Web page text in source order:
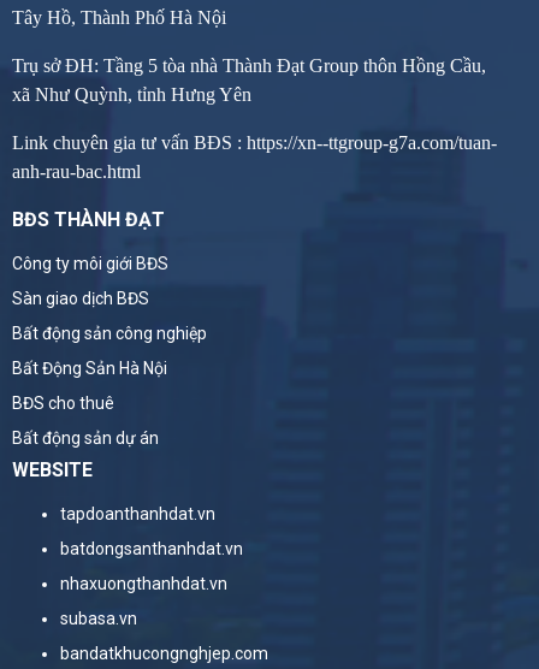
Tây Hồ, Thành Phố Hà Nội
Trụ sở ĐH: Tầng 5 tòa nhà Thành Đạt Group thôn Hồng Cầu,
xã Như Quỳnh, tỉnh Hưng Yên
Link chuyên gia tư vấn BĐS : https://xn--ttgroup-g7a.com/tuan-
anh-rau-bac.html
BĐS THÀNH ĐẠT
Công ty môi giới BĐS
Sàn giao dịch BĐS
Bất động sản công nghiệp
Bất Động Sản Hà Nội
BĐS cho thuê
Bất động sản dự án
WEBSITE
tapdoanthanhdat.vn
batdongsanthanhdat.vn
nhaxuongthanhdat.vn
subasa.vn
bandatkhucongnghjep.com